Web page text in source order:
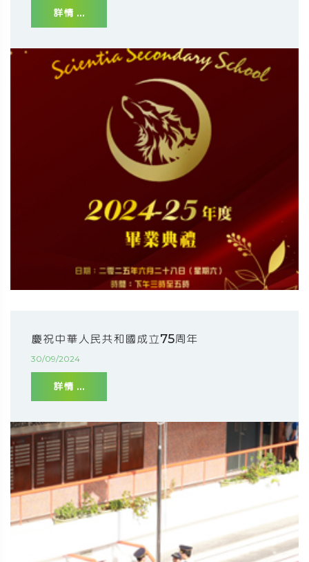
詳情 ...
慶祝中華人民共和國成立75周年
30/09/2024
詳情 ...